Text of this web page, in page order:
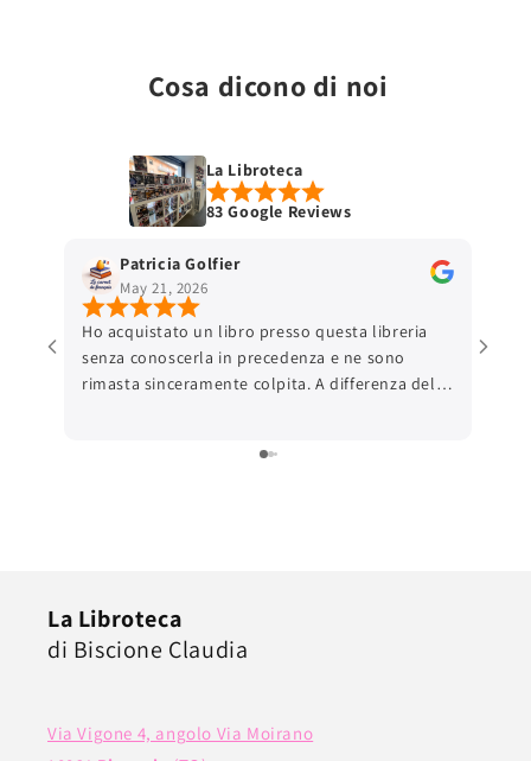
Cosa dicono di noi
La Libroteca
83 Google Reviews
Patricia Golfier
May 21, 2026
Ho acquistato un libro presso questa libreria
senza conoscerla in precedenza e ne sono
rimasta sinceramente colpita. A differenza delle
verso il cliente, anche nei dettagli pratici come
davvero una persona. Ciò che ho apprezzato
ancora di più è che tutta questa attenzione è
prodotto “di seconda mano”, ma di ricevere un
libro trattato con rispetto e passione.
La Libroteca
di Biscione Claudia
Via Vigone 4, angolo Via Moirano